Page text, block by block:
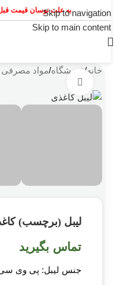
Skip to navigation
Skip to main content
به علت نوسان قیمت
خانه/فروشگاه/مواد مصرفی
لیبل (برچسب) کاغذی
تماس بگیرید
جنس لیبل: پی وی